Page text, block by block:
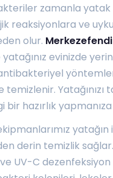
zamanla yatak
reaksiyonlara ve
olur.
evinizde
Yatağınızı
bir hazırlık
yatağın
derin temizlik sağlar.
UV-C